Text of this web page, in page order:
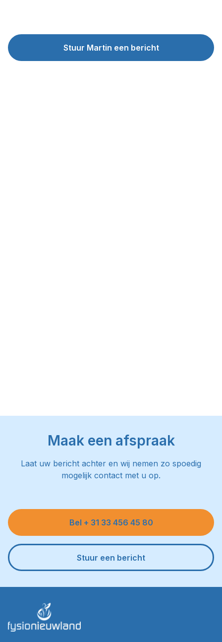
Stuur Martin een bericht
Maak een afspraak
Laat uw bericht achter en wij nemen zo spoedig
mogelijk contact met u op.
Bel + 31 33 456 45 80
Stuur een bericht